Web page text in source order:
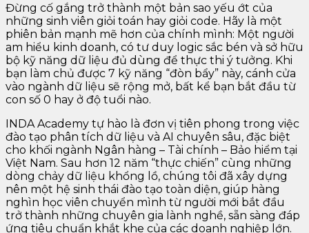
Đừng cố gắng trở thành một bản sao yếu ớt của
những sinh viên giỏi toán hay giỏi code. Hãy là một
phiên bản mạnh mẽ hơn của chính mình: Một người
am hiểu kinh doanh, có tư duy logic sắc bén và sở hữu
bộ kỹ năng dữ liệu đủ dùng để thực thi ý tưởng. Khi
bạn làm chủ được 7 kỹ năng “đòn bẩy” này, cánh cửa
vào ngành dữ liệu sẽ rộng mở, bất kể bạn bắt đầu từ
con số 0 hay ở độ tuổi nào.
INDA Academy tự hào là đơn vị tiên phong trong việc
đào tạo phân tích dữ liệu và AI chuyên sâu, đặc biệt
cho khối ngành Ngân hàng – Tài chính – Bảo hiểm tại
Việt Nam. Sau hơn 12 năm “thực chiến” cùng những
dòng chảy dữ liệu khổng lồ, chúng tôi đã xây dựng
nên một hệ sinh thái đào tạo toàn diện, giúp hàng
nghìn học viên chuyển mình từ người mới bắt đầu
trở thành những chuyên gia lành nghề, sẵn sàng đáp
ứng tiêu chuẩn khắt khe của các doanh nghiệp lớn.